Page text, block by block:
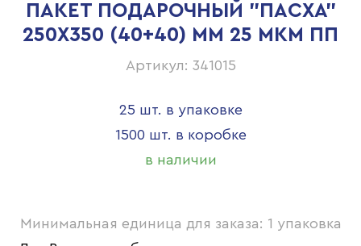
ПАКЕТ ПОДАРОЧНЫЙ "ПАСХА"
250Х350 (40+40) ММ 25 МКМ ПП
Артикул: 341015
25 шт. в упаковке
1500 шт. в коробке
в наличии
Минимальная единица для заказа: 1 упаковка